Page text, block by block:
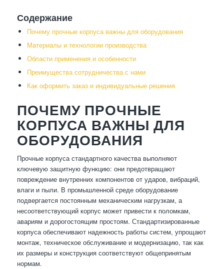
Содержание
Почему прочные корпуса важны для оборудования
Материалы и технологии производства
Области применения и особенности
Преимущества сотрудничества с нами
Как оформить заказ и индивидуальные решения
ПОЧЕМУ ПРОЧНЫЕ
КОРПУСА ВАЖНЫ ДЛЯ
ОБОРУДОВАНИЯ
Прочные корпуса стандартного качества выполняют
ключевую защитную функцию: они предотвращают
повреждение внутренних компонентов от ударов, вибраций,
влаги и пыли. В промышленной среде оборудование
подвергается постоянным механическим нагрузкам, а
несоответствующий корпус может привести к поломкам,
авариям и дорогостоящим простоям. Стандартизированные
корпуса обеспечивают надежность работы систем, упрощают
монтаж, техническое обслуживание и модернизацию, так как
их размеры и конструкция соответствуют общепринятым
нормам.